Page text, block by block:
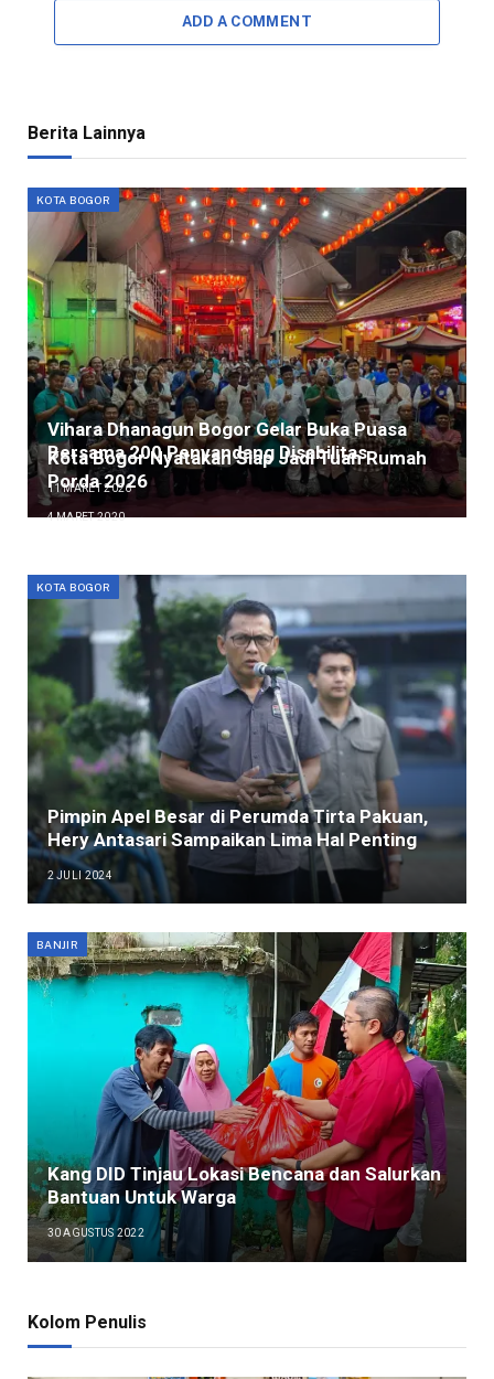
ADD A COMMENT
Berita Lainnya
KOTA BOGOR
Vihara Dhanagun Bogor Gelar Buka Puasa
Bersama 200 Penyandang Disabilitas
11 MARET 2026
Kota Bogor Nyatakan Siap Jadi Tuan Rumah
Porda 2026
4 MARET 2020
KOTA BOGOR
Pimpin Apel Besar di Perumda Tirta Pakuan,
Hery Antasari Sampaikan Lima Hal Penting
2 JULI 2024
BANJIR
Kang DID Tinjau Lokasi Bencana dan Salurkan
Bantuan Untuk Warga
30 AGUSTUS 2022
Kolom Penulis